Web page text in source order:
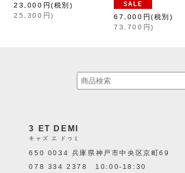
23,000 円(税別)
25,300 円) 67,000 円(税別)
73,700 円)
3 ET DEMI
キャズ エ ドゥミ
650 0034 兵庫県神戸市中央区京町69
078 334 2378 10:00-18:30